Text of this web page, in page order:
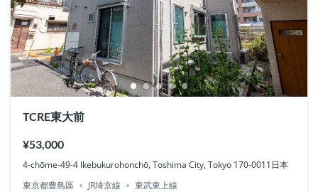
TCRE東大前
¥53,000
4-chōme-49-4 Ikebukurohonchō, Toshima City, Tokyo 170-0011日本
東京都豊島區
JR埼京線 東武東上線